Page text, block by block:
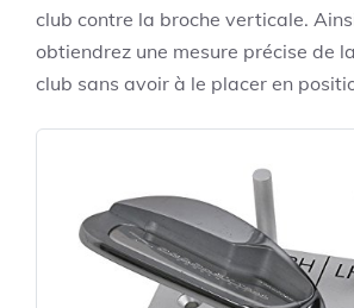
club contre la broche verticale.
obtiendrez une mesure précise de
club sans avoir à le placer en